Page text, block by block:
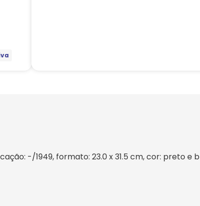
-/1949, formato: 23.0 x 31.5 cm, cor: preto e